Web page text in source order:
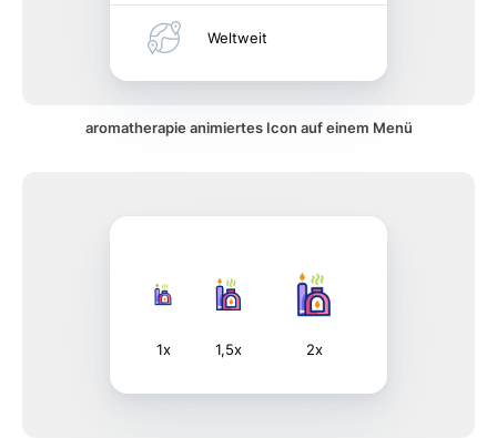
Weltweit
aromatherapie animiertes Icon auf einem Menü
1x 1,5x 2x